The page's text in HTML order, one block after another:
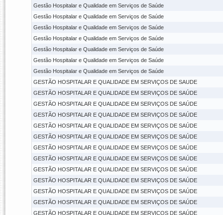
Gestão Hospitalar e Qualidade em Serviços de Saúde
Gestão Hospitalar e Qualidade em Serviços de Saúde
Gestão Hospitalar e Qualidade em Serviços de Saúde
Gestão Hospitalar e Qualidade em Serviços de Saúde
Gestão Hospitalar e Qualidade em Serviços de Saúde
Gestão Hospitalar e Qualidade em Serviços de Saúde
Gestão Hospitalar e Qualidade em Serviços de Saúde
GESTÃO HOSPITALAR E QUALIDADE EM SERVIÇOS DE SAUDE
GESTÃO HOSPITALAR E QUALIDADE EM SERVIÇOS DE SAÚDE
GESTÃO HOSPITALAR E QUALIDADE EM SERVIÇOS DE SAÚDE
GESTÃO HOSPITALAR E QUALIDADE EM SERVIÇOS DE SAÚDE
GESTÃO HOSPITALAR E QUALIDADE EM SERVIÇOS DE SAÚDE
GESTÃO HOSPITALAR E QUALIDADE EM SERVIÇOS DE SAÚDE
GESTÃO HOSPITALAR E QUALIDADE EM SERVIÇOS DE SAÚDE
GESTÃO HOSPITALAR E QUALIDADE EM SERVIÇOS DE SAÚDE
GESTÃO HOSPITALAR E QUALIDADE EM SERVIÇOS DE SAÚDE
GESTÃO HOSPITALAR E QUALIDADE EM SERVIÇOS DE SAÚDE
GESTÃO HOSPITALAR E QUALIDADE EM SERVIÇOS DE SAÚDE
GESTÃO HOSPITALAR E QUALIDADE EM SERVIÇOS DE SAÚDE
GESTÃO HOSPITALAR E QUALIDADE EM SERVIÇOS DE SAÚDE